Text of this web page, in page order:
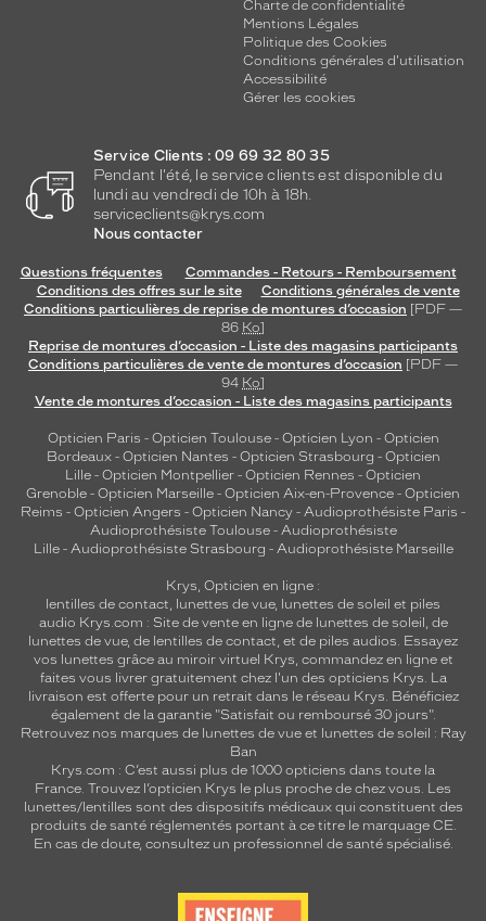
Charte de confidentialité
Mentions Légales
Politique des Cookies
Conditions générales d'utilisation
Accessibilité
Gérer les cookies
Service Clients : 09 69 32 80 35
Pendant l'été, le service clients est disponible du
lundi au vendredi de 10h à 18h.
serviceclients@krys.com
Nous contacter
Questions fréquentes
Commandes - Retours - Remboursement
Conditions des offres sur le site
Conditions générales de vente
Conditions particulières de reprise de montures d’occasion [PDF —
86 Ko]
Reprise de montures d’occasion - Liste des magasins participants
Conditions particulières de vente de montures d’occasion [PDF —
94 Ko]
Vente de montures d’occasion - Liste des magasins participants
Opticien Paris - Opticien Toulouse- Opticien Lyon - Opticien
Bordeaux- Opticien Nantes - Opticien Strasbourg - Opticien
Lille - Opticien Montpellier - Opticien Rennes - Opticien
Grenoble - Opticien Marseille - Opticien Aix-en-Provence - Opticien
Reims - Opticien Angers - Opticien Nancy - Audioprothésiste Paris -
Audioprothésiste Toulouse- Audioprothésiste
Lille- Audioprothésiste Strasbourg - Audioprothésiste Marseille
Krys, Opticien en ligne :
lentilles de contact, lunettes de vue, lunettes de soleil et piles
audio Krys.com : Site de vente en ligne de lunettes de soleil, de
lunettes de vue, de lentilles de contact, et de piles audios. Essayez
vos lunettes grâce au miroir virtuel Krys, commandez en ligne et
faites vous livrer gratuitement chez l'un des opticiens Krys. La
livraison est offerte pour un retrait dans le réseau Krys. Bénéficiez
également de la garantie "Satisfait ou remboursé 30 jours".
Retrouvez nos marques de lunettes de vue et lunettes de soleil : Ray
Ban
Krys.com : C’est aussi plus de 1000 opticiens dans toute la
France. Trouvez l’opticien Krys le plus proche de chez vous. Les
lunettes/lentilles sont des dispositifs médicaux qui constituent des
produits de santé réglementés portant à ce titre le marquage CE.
En cas de doute, consultez un professionnel de santé spécialisé.